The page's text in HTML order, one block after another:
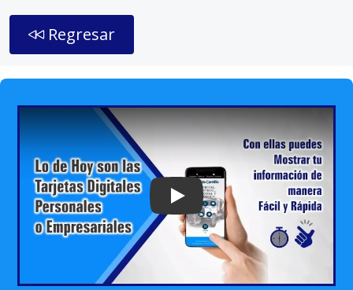
Regresar
Play: Keynote (Google I/O '18)